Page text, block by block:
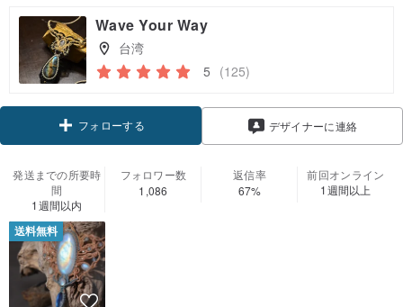
Wave Your Way
台湾
5 (125)
フォローする デザイナーに連絡
発送までの所要時
間
1週間以内
フォロワー数
1,086
返信率
67%
前回オンライン
1週間以上
送料無料